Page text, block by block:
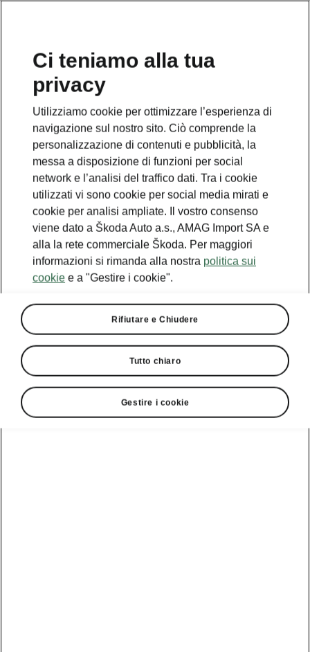
Ci teniamo alla tua
privacy
Utilizziamo cookie per ottimizzare l’esperienza di
navigazione sul nostro sito. Ciò comprende la
personalizzazione di contenuti e pubblicità, la
messa a disposizione di funzioni per social
network e l’analisi del traffico dati. Tra i cookie
utilizzati vi sono cookie per social media mirati e
cookie per analisi ampliate. Il vostro consenso
viene dato a Škoda Auto a.s., AMAG Import SA e
alla la rete commerciale Škoda. Per maggiori
informazioni si rimanda alla nostra politica sui
cookie e a "Gestire i cookie".
Rifiutare e Chiudere
Tutto chiaro
Gestire i cookie